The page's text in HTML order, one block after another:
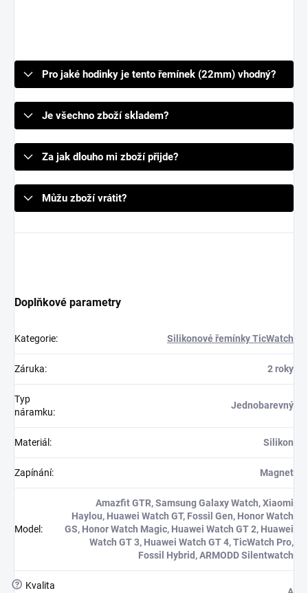
Pro jaké hodinky je tento řemínek (22mm) vhodný?
Je všechno zboží skladem?
Za jak dlouho mi zboží přijde?
Můžu zboží vrátit?
Doplňkové parametry
Kategorie: Silikonové řemínky TicWatch
Záruka: 2 roky
Typ
náramku:
Jednobarevný
Materiál : Silikon
Zapínání: Magnet
Model :
Amazfit GTR, Samsung Galaxy Watch, Xiaomi
Haylou, Huawei Watch GT, Fossil Gen, Honor Watch
GS, Honor Watch Magic, Huawei Watch GT 2, Huawei
Watch GT 3, Huawei Watch GT 4, TicWatch Pro,
Fossil Hybrid, ARMODD Silentwatch
?
Kvalita